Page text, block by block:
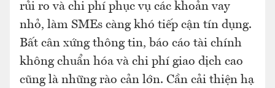
rủi ro và chi phí phục vụ các khoản vay
nhỏ, làm SMEs càng khó tiếp cận tín dụng.
Bất cân xứng thông tin, báo cáo tài chính
không chuẩn hóa và chi phí giao dịch cao
cũng là những rào cản lớn. Cần cải thiện hạ